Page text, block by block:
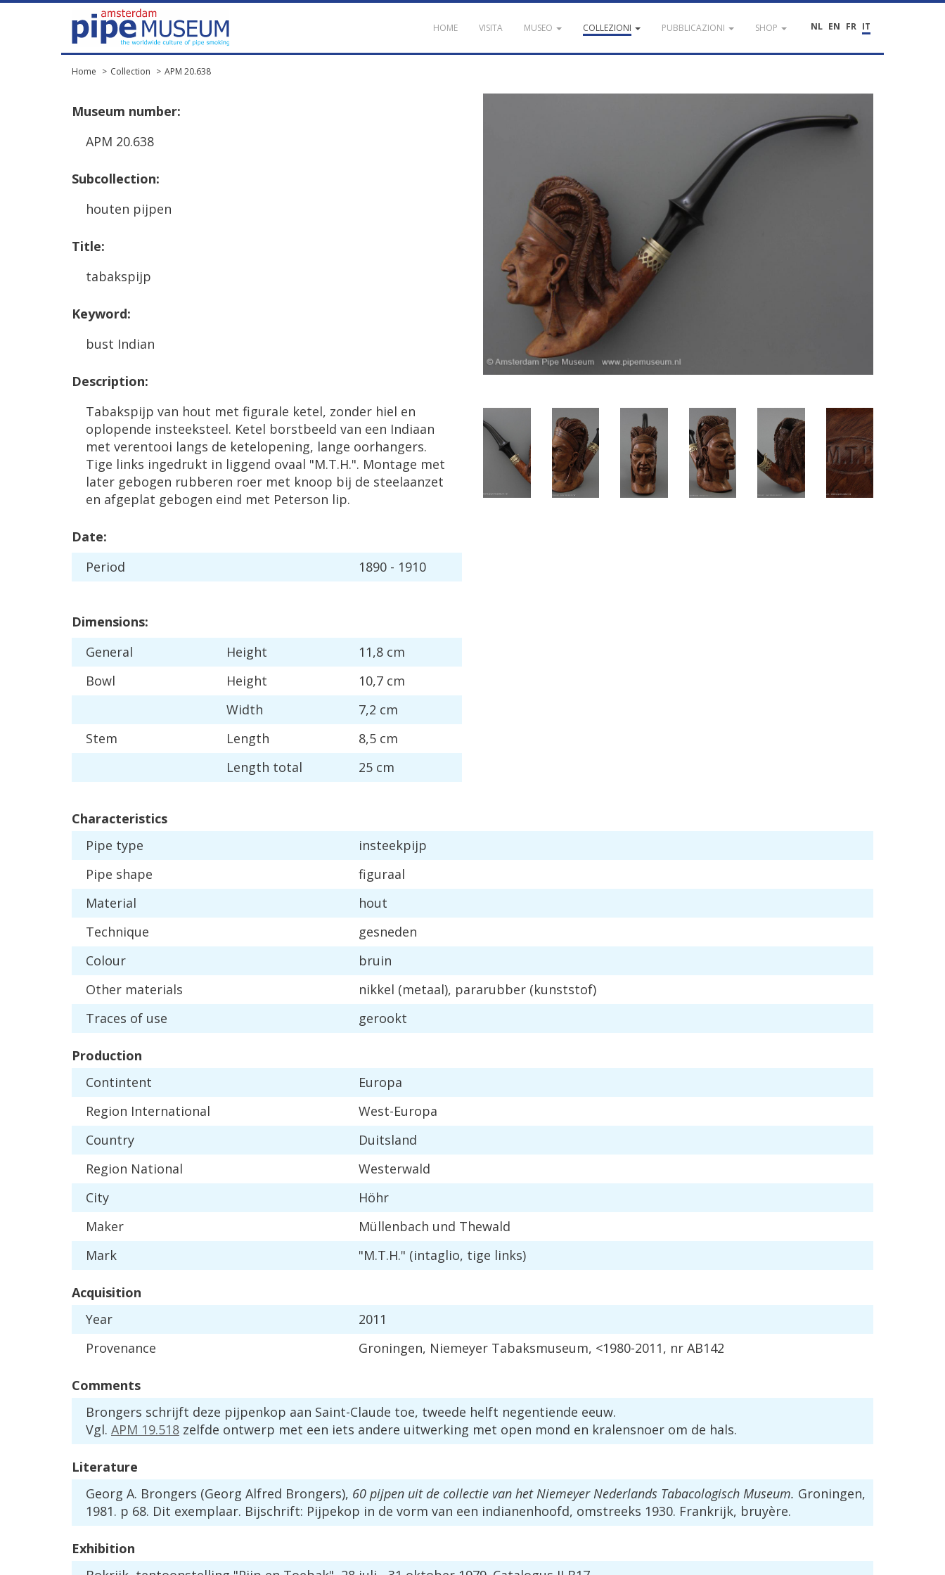
NL EN FR IT
HOME VISITA MUSEO COLLEZIONI PUBBLICAZIONI SHOP
Home Collection APM 20.638
Museum number:
APM 20.638
Subcollection:
houten pijpen
Title:
tabakspijp
Keyword:
bust Indian
Description:
Tabakspijp van hout met figurale ketel, zonder hiel en
oplopende insteeksteel. Ketel borstbeeld van een Indiaan
met verentooi langs de ketelopening, lange oorhangers.
Tige links ingedrukt in liggend ovaal "M.T.H.". Montage met
later gebogen rubberen roer met knoop bij de steelaanzet
en afgeplat gebogen eind met Peterson lip.
Date:
Period
1890 - 1910
Dimensions:
General
Height 11,8 cm
Bowl
Height 10,7 cm
Width
7,2 cm
Stem
Length 8,5 cm
Length total 25 cm
Characteristics
Pipe type
insteekpijp
Pipe shape
figuraal
Material
hout
Technique
gesneden
Colour
bruin
Other materials nikkel (metaal), pararubber (kunststof)
Traces of use gerookt
Production
Contintent
Europa
Region International West-Europa
Country
Duitsland
Region National
Westerwald
City
Höhr
Maker
Müllenbach und Thewald
Mark
"M.T.H." (intaglio, tige links)
Acquisition
Year
2011
Provenance
Groningen, Niemeyer Tabaksmuseum, <1980-2011, nr AB142
Comments
Brongers schrijft deze pijpenkop aan Saint-Claude toe, tweede helft negentiende eeuw.
Vgl. APM 19.518 zelfde ontwerp met een iets andere uitwerking met open mond en kralensnoer om de hals.
Literature
Georg A. Brongers (Georg Alfred Brongers), 60 pijpen uit de collectie van het Niemeyer Nederlands Tabacologisch Museum. Groningen,
1981. p 68. Dit exemplaar. Bijschrift: Pijpekop in de vorm van een indianenhoofd, omstreeks 1930. Frankrijk, bruyère.
Exhibition